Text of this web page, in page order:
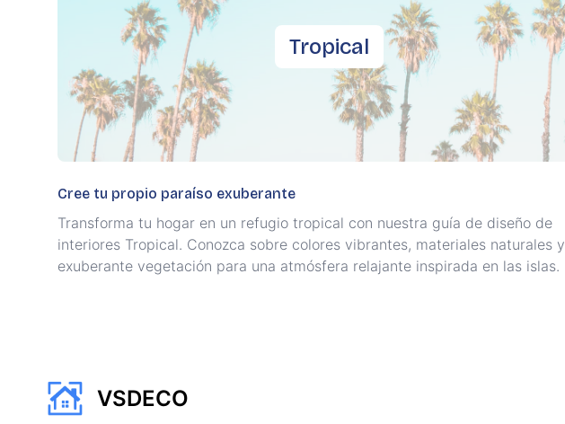
Tropical
Cree tu propio paraíso exuberante
Transforma tu hogar en un refugio tropical con nuestra guía de diseño de
interiores Tropical. Conozca sobre colores vibrantes, materiales naturales y
exuberante vegetación para una atmósfera relajante inspirada en las islas.
VSDECO